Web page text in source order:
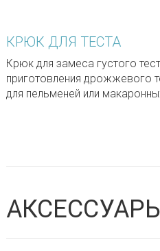
КРЮК ДЛЯ ТЕСТА
Крюк для замеса густого
приготовления дрожжевого
для пельменей или